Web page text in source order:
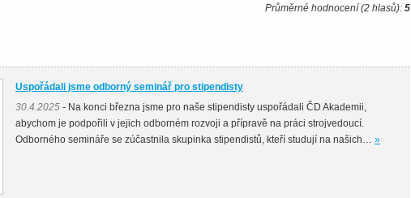
Průměrné hodnocení (2 hlasů): 5
Uspořádali jsme odborný seminář pro stipendisty
30.4.2025 - Na konci března jsme pro naše stipendisty uspořádali ČD Akademii,
abychom je podpořili v jejich odborném rozvoji a přípravě na práci strojvedoucí.
Odborného semináře se zúčastnila skupinka stipendistů, kteří studují na našich… »